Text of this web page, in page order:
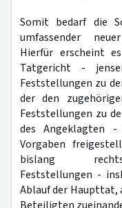
Somit bedarf die
umfassender
Hierfür erscheint
Tatgericht -
Feststellungen zu
der den
Feststellungen zu
des Angeklagten
Vorgaben
bislang
Feststellungen -
Ablauf der Haupttat,